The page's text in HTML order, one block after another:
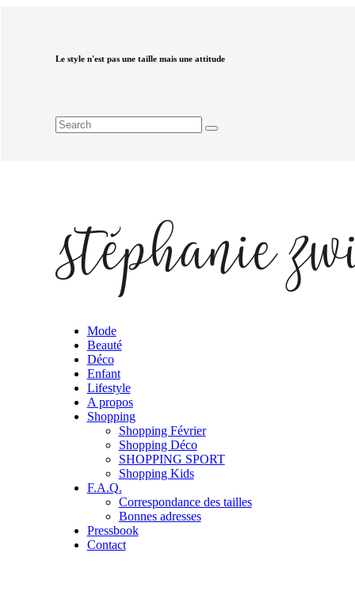
Le style n'est pas une taille mais une attitude
Mode
Beauté
Déco
Enfant
Lifestyle
A propos
Shopping
Shopping Février
Shopping Déco
SHOPPING SPORT
Shopping Kids
F.A.Q.
Correspondance des tailles
Bonnes adresses
Pressbook
Contact